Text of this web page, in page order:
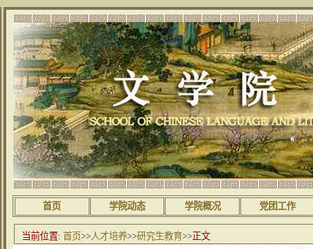
首页 学院动态 学院概况 党团工作
当前位置: 首页>>人才培养>>研究生教育>>正文